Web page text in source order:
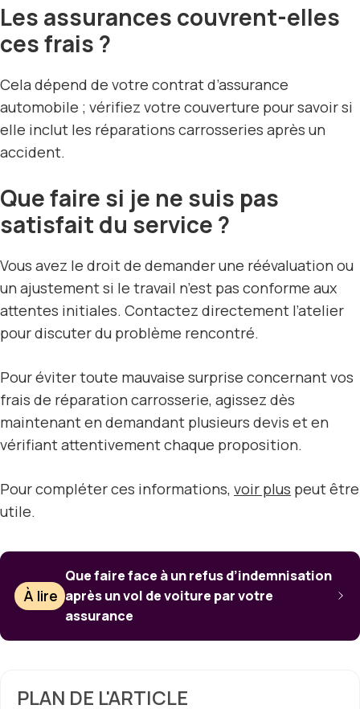
Les assurances couvrent-elles
ces frais ?
Cela dépend de votre contrat d’assurance
automobile ; vérifiez votre couverture pour savoir si
elle inclut les réparations carrosseries après un
accident.
Que faire si je ne suis pas
satisfait du service ?
Vous avez le droit de demander une réévaluation ou
un ajustement si le travail n’est pas conforme aux
attentes initiales. Contactez directement l’atelier
pour discuter du problème rencontré.
Pour éviter toute mauvaise surprise concernant vos
frais de réparation carrosserie, agissez dès
maintenant en demandant plusieurs devis et en
vérifiant attentivement chaque proposition.
Pour compléter ces informations, voir plus peut être
utile.
À lire
Que faire face à un refus d’indemnisation
après un vol de voiture par votre
assurance
PLAN DE L'ARTICLE